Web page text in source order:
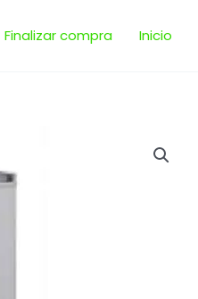
Finalizar compra Inicio